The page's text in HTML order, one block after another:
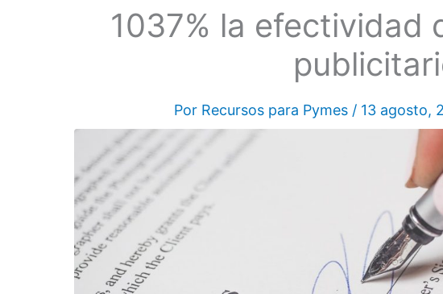
1037% la efectividad
Por Recursos para Pymes / 13 agosto,